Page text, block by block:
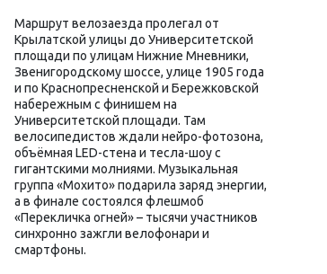
Маршрут велозаезда пролегал от
Крылатской улицы до Университетской
площади по улицам Нижние Мневники,
Звенигородскому шоссе, улице 1905 года
и по Краснопресненской и Бережковской
набережным с финишем на
Университетской площади. Там
велосипедистов ждали нейро-фотозона,
объёмная LED-стена и тесла-шоу с
гигантскими молниями. Музыкальная
группа «Мохито» подарила заряд энергии,
а в финале состоялся флешмоб
«Перекличка огней» – тысячи участников
синхронно зажгли велофонари и
смартфоны.